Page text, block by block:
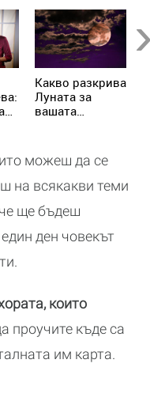
Kакво разкрива
Луната за
вашата
можеш да се
на всякакви теми
ще бъдеш
ден човекът
които
проучите къде са
им карта.